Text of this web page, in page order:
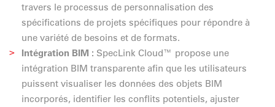
travers le processus de personnalisation des
spécifications de projets spécifiques pour répondre à
une variété de besoins et de formats.
Intégration BIM : SpecLink Cloud™ propose une
intégration BIM transparente afin que les utilisateurs
puissent visualiser les données des objets BIM
incorporés, identifier les conflits potentiels, ajuster